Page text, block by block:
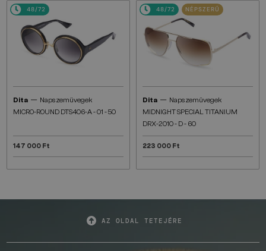
48/72
Dita — Napszemüvegek
MICRO-ROUND DTS406-A - 01 - 50
147 000 Ft
48/72 NÉPSZERŰ
Dita — Napszemüvegek
MIDNIGHT SPECIAL TITANIUM
DRX-2010 - D - 60
223 000 Ft
AZ OLDAL TETEJÉRE